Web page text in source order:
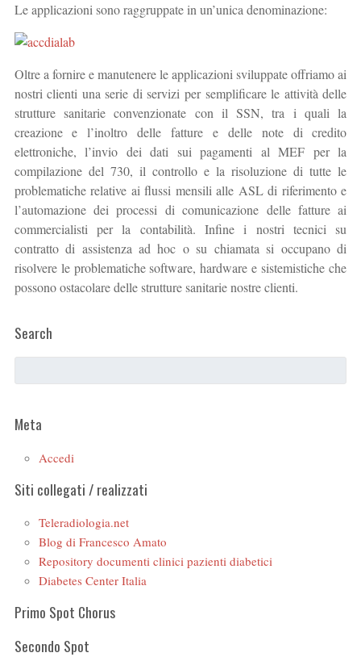
Le applicazioni sono raggruppate in un’unica denominazione:
Oltre a fornire e manutenere le applicazioni sviluppate offriamo ai
nostri clienti una serie di servizi per semplificare le attività delle
strutture sanitarie convenzionate con il SSN, tra i quali la
creazione e l’inoltro delle fatture e delle note di credito
elettroniche, l’invio dei dati sui pagamenti al MEF per la
compilazione del 730, il controllo e la risoluzione di tutte le
problematiche relative ai flussi mensili alle ASL di riferimento e
l’automazione dei processi di comunicazione delle fatture ai
commercialisti per la contabilità. Infine i nostri tecnici su
contratto di assistenza ad hoc o su chiamata si occupano di
risolvere le problematiche software, hardware e sistemistiche che
possono ostacolare delle strutture sanitarie nostre clienti.
Search
Meta
Accedi
Siti collegati / realizzati
Teleradiologia.net
Blog di Francesco Amato
Repository documenti clinici pazienti diabetici
Diabetes Center Italia
Primo Spot Chorus
Secondo Spot